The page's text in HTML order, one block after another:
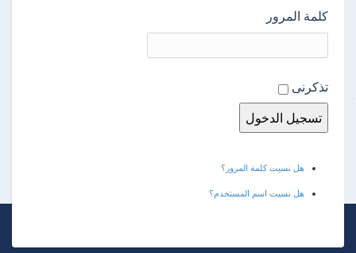
كلمة المرور
تذكرنى
هل نسيت كلمة المرور؟
هل نسيت اسم المستخدم؟